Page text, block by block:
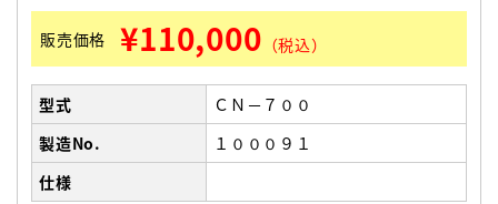
販売価格 ¥110,000 （税込）
型式
ＣＮ－７００
製造No.
１０００９１
仕様